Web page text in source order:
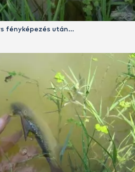
fényképezés után…